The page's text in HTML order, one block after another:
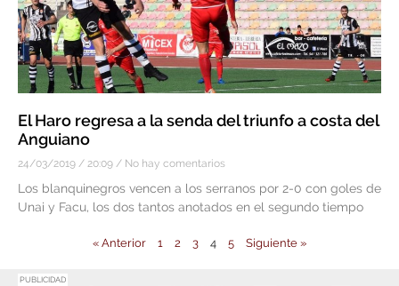
El Haro regresa a la senda del triunfo a costa del
Anguiano
24/03/2019 20:09 No hay comentarios
Los blanquinegros vencen a los serranos por 2-0 con goles de
Unai y Facu, los dos tantos anotados en el segundo tiempo
« Anterior 1 2 3 4 5 Siguiente »
PUBLICIDAD